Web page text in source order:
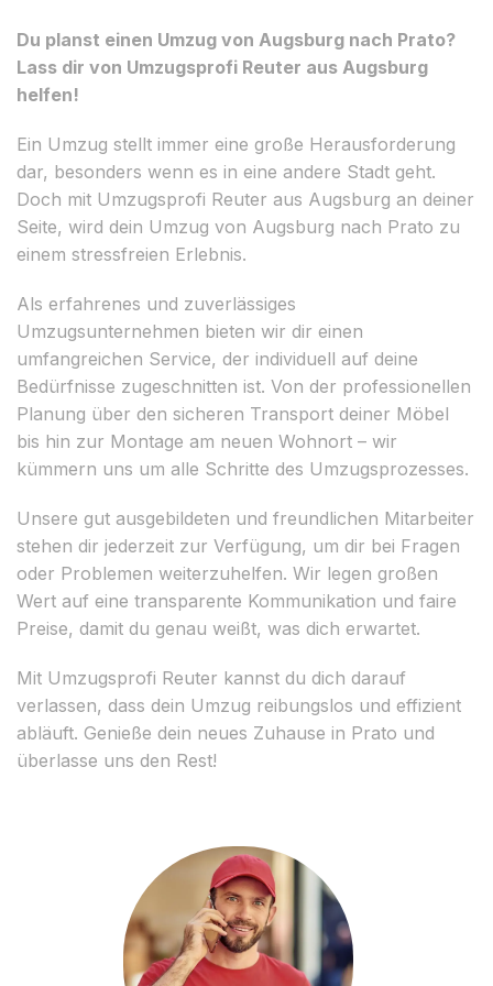
Du planst einen Umzug von Augsburg nach Prato?
Lass dir von Umzugsprofi Reuter aus Augsburg
helfen!
Ein Umzug stellt immer eine große Herausforderung
dar, besonders wenn es in eine andere Stadt geht.
Doch mit Umzugsprofi Reuter aus Augsburg an deiner
Seite, wird dein Umzug von Augsburg nach Prato zu
einem stressfreien Erlebnis.
Als erfahrenes und zuverlässiges
Umzugsunternehmen bieten wir dir einen
umfangreichen Service, der individuell auf deine
Bedürfnisse zugeschnitten ist. Von der professionellen
Planung über den sicheren Transport deiner Möbel
bis hin zur Montage am neuen Wohnort – wir
kümmern uns um alle Schritte des Umzugsprozesses.
Unsere gut ausgebildeten und freundlichen Mitarbeiter
stehen dir jederzeit zur Verfügung, um dir bei Fragen
oder Problemen weiterzuhelfen. Wir legen großen
Wert auf eine transparente Kommunikation und faire
Preise, damit du genau weißt, was dich erwartet.
Mit Umzugsprofi Reuter kannst du dich darauf
verlassen, dass dein Umzug reibungslos und effizient
abläuft. Genieße dein neues Zuhause in Prato und
überlasse uns den Rest!